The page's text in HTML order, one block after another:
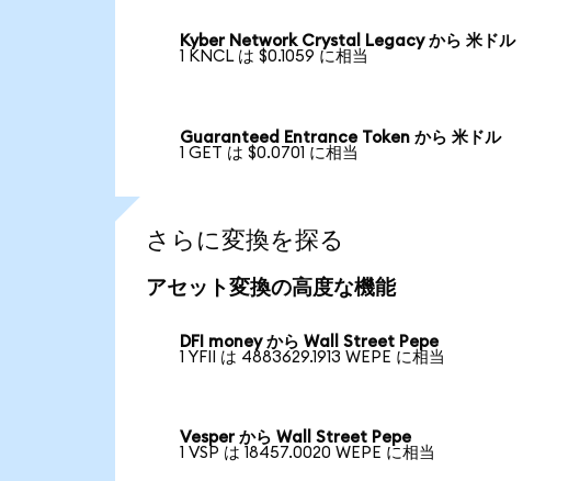
Kyber Network Crystal Legacy から 米ドル
1 KNCL は $0.1059 に相当
Guaranteed Entrance Token から 米ドル
1 GET は $0.0701 に相当
さらに変換を探る
アセット変換の高度な機能
DFI money から Wall Street Pepe
1 YFII は 4883629.1913 WEPE に相当
Vesper から Wall Street Pepe
1 VSP は 18457.0020 WEPE に相当